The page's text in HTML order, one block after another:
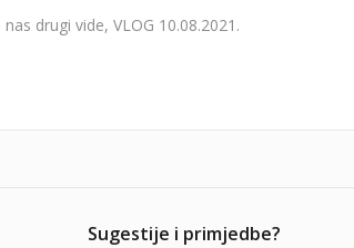
drugi vide, VLOG 10.08.2021.
Sugestije i primjedbe?